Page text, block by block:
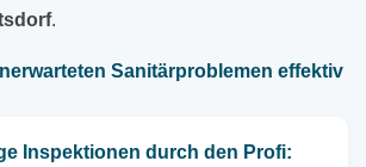
.
Sanitärproblemen effektiv
Inspektionen durch den Profi: